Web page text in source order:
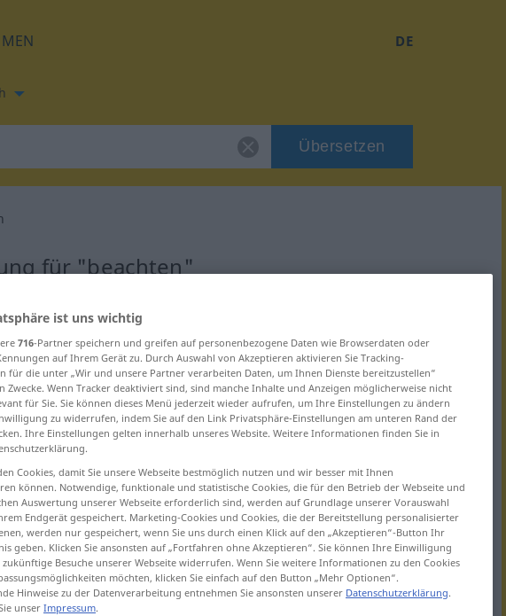
DE
Übersetzen
für "beachten"
transitives Zeitwort
till
beachten
ist uns wichtig
716-Partner speichern und greifen auf personenbezogene Daten wie Browserdaten oder
auf Ihrem Gerät zu. Durch Auswahl von Akzeptieren aktivieren Sie Tracking-
für die unter „Wir und unsere Partner verarbeiten Daten, um Ihnen Dienste bereitzustellen“
Zwecke. Wenn Tracker deaktiviert sind, sind manche Inhalte und Anzeigen möglicherweise nicht
für Sie. Sie können dieses Menü jederzeit wieder aufrufen, um Ihre Einstellungen zu ändern
zu widerrufen, indem Sie auf den Link Privatsphäre-Einstellungen am unteren Rand der
Ihre Einstellungen gelten innerhalb unseres Website. Weitere Informationen finden Sie in
Cookies, damit Sie unsere Webseite bestmöglich nutzen und wir besser mit Ihnen
können. Notwendige, funktionale und statistische Cookies, die für den Betrieb der Webseite und
Auswertung unserer Webseite erforderlich sind, werden auf Grundlage unserer Vorauswahl
Endgerät gespeichert. Marketing-Cookies und Cookies, die der Bereitstellung personalisierter
werden nur gespeichert, wenn Sie uns durch einen Klick auf den „Akzeptieren“-Button Ihr
geben. Klicken Sie ansonsten auf „Fortfahren ohne Akzeptieren“. Sie können Ihre Einwilligung
Besuche unserer Webseite widerrufen. Wenn Sie weitere Informationen zu den Cookies
möchten, klicken Sie einfach auf den Button „Mehr Optionen“.
Hinweise zu der Datenverarbeitung entnehmen Sie ansonsten unserer Datenschutzerklärung.
unser Impressum.